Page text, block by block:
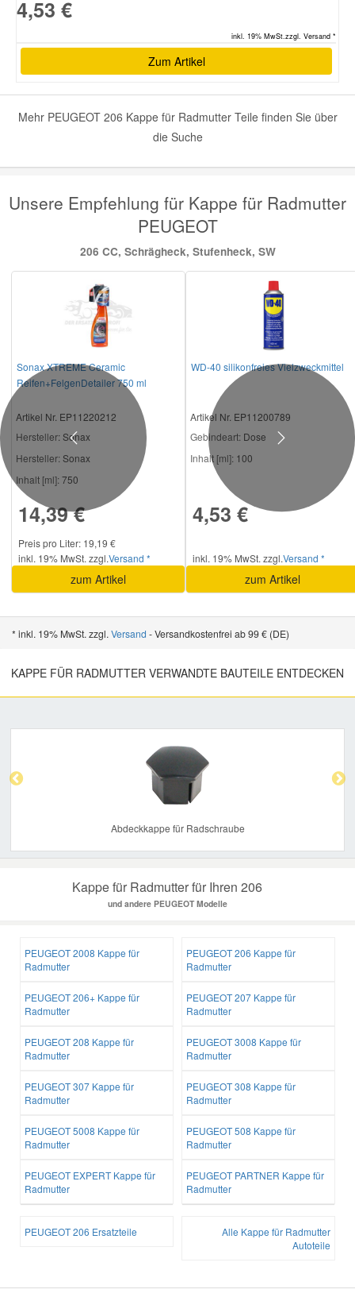
4,53 €
inkl. 19% MwSt.zzgl. Versand *
Zum Artikel
Mehr PEUGEOT 206 Kappe für Radmutter Teile finden Sie über
die Suche
Unsere Empfehlung für Kappe für Radmutter
PEUGEOT
206 CC, Schrägheck, Stufenheck, SW
Sonax XTREME Ceramic
Reifen+FelgenDetailer 750 ml
Artikel Nr. EP11220212
Hersteller: Sonax
Hersteller: Sonax
Inhalt [ml]: 750
14,39 €
Preis pro Liter: 19,19 €
inkl. 19% MwSt. zzgl.Versand *
zum Artikel
WD-40 silikonfreies Vielzweckmittel
Artikel Nr. EP11200789
Gebindeart: Dose
Inhalt [ml]: 100
4,53 €
inkl. 19% MwSt. zzgl.Versand *
zum Artikel
Previous Next
* inkl. 19% MwSt. zzgl. Versand - Versandkostenfrei ab 99 € (DE)
KAPPE FÜR RADMUTTER VERWANDTE BAUTEILE ENTDECKEN
Abdeckkappe für Radschraube
Kappe für Radmutter für Ihren 206
und andere PEUGEOT Modelle
PEUGEOT 2008 Kappe für
Radmutter
PEUGEOT 206 Kappe für
Radmutter
PEUGEOT 206+ Kappe für
Radmutter
PEUGEOT 207 Kappe für
Radmutter
PEUGEOT 208 Kappe für
Radmutter
PEUGEOT 3008 Kappe für
Radmutter
PEUGEOT 307 Kappe für
Radmutter
PEUGEOT 308 Kappe für
Radmutter
PEUGEOT 5008 Kappe für
Radmutter
PEUGEOT 508 Kappe für
Radmutter
PEUGEOT EXPERT Kappe für
Radmutter
PEUGEOT PARTNER Kappe für
Radmutter
PEUGEOT 206 Ersatzteile
Alle Kappe für Radmutter
Autoteile